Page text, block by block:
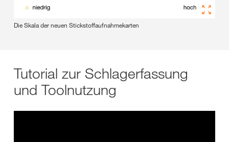
Die Skala der neuen Stickstoffaufnahmekarten
Tutorial zur Schlagerfassung
und Toolnutzung